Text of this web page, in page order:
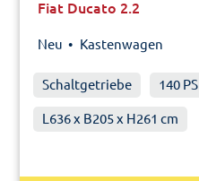
Fiat Ducato 2.2
Neu • Kastenwagen
Schaltgetriebe 140 PS
L636 x B205 x H261 cm